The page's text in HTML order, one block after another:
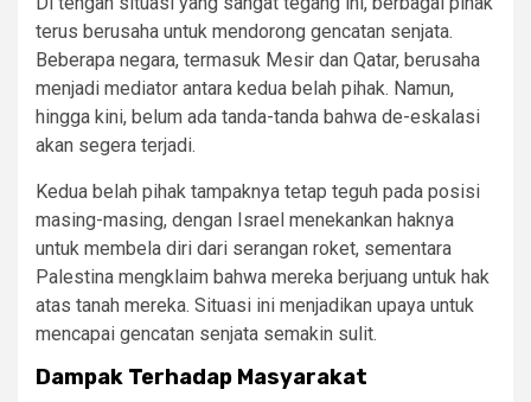
terus berusaha untuk mendorong gencatan senjata.
Beberapa negara, termasuk Mesir dan Qatar, berusaha
menjadi mediator antara kedua belah pihak. Namun,
hingga kini, belum ada tanda-tanda bahwa de-eskalasi
akan segera terjadi.
Kedua belah pihak tampaknya tetap teguh pada posisi
masing-masing, dengan Israel menekankan haknya
untuk membela diri dari serangan roket, sementara
Palestina mengklaim bahwa mereka berjuang untuk hak
atas tanah mereka. Situasi ini menjadikan upaya untuk
mencapai gencatan senjata semakin sulit.
Dampak Terhadap Masyarakat